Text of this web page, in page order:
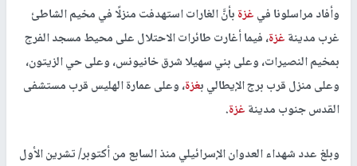
وأفاد مراسلونا فيغزةبأنَّ الغارات استهدفت منزلًا في مخيم الشاطئ
غرب مدينةغزة، فيما أغارت طائرات الاحتلال على محيط مسجد الفرج
بمخيم النصيرات، وعلى بني سهيلا شرق خانيونس، وعلى حي الزيتون،
وعلى منزل قرب برج الإيطالي بغزة، وعلى عمارة الهليس قرب مستشفى
القدس جنوب مدينةغزة.
وبلغ عدد شهداء العدوان الإسرائيلي منذ السابع من أكتوبر/ تشرين الأول